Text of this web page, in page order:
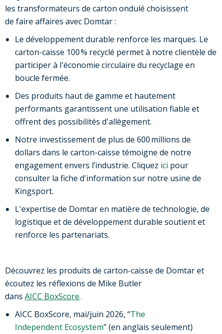
les transformateurs de carton ondulé choisissent
de faire affaires avec Domtar :
Le développement durable renforce les marques. Le
carton-caisse 100 % recyclé permet à notre clientèle de
participer à l'économie circulaire du recyclage en
boucle fermée.
Des produits haut de gamme et hautement
performants garantissent une utilisation fiable et
offrent des possibilités d'allègement.
Notre investissement de plus de 600 millions de
dollars dans le carton-caisse témoigne de notre
engagement envers l’industrie. Cliquez ici pour
consulter la fiche d'information sur notre usine de
Kingsport.
L'expertise de Domtar en matière de technologie, de
logistique et de développement durable soutient et
renforce les partenariats.
Découvrez les produits de carton-caisse de Domtar et
écoutez les réflexions de Mike Butler
dans AICC BoxScore.
AICC BoxScore, mai/juin 2026, “The
Independent Ecosystem” (en anglais seulement)